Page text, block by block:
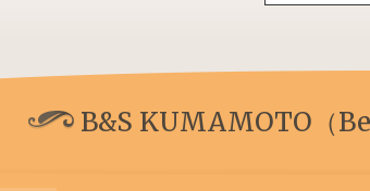
B&S KUMAMOTO（